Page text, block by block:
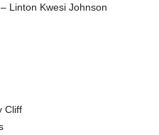
Linton Kwesi Johnson
Cliff